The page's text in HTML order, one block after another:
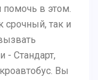
в этом.
срочный, так и
- Стандарт,
Вы